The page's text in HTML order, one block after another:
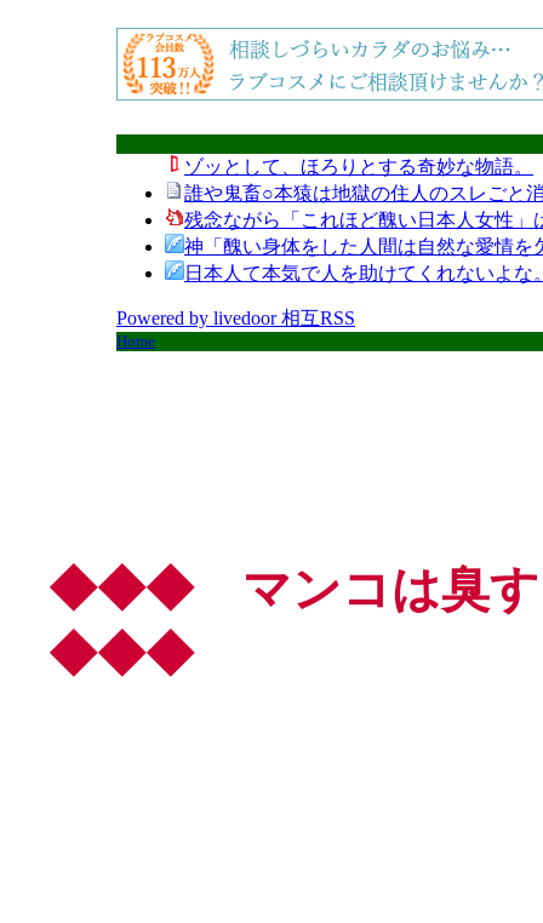
ゾッとして、ほろりとする奇妙な物語。
誰や鬼畜○本猿は地獄の住人のスレごと
残念ながら「これほど醜い日本人女性
神「醜い身体をした人間は自然な愛情を
日本人て本気で人を助けてくれないよ
Powered by livedoor 相互RSS
Home
◆◆◆ マンコは臭
◆◆◆